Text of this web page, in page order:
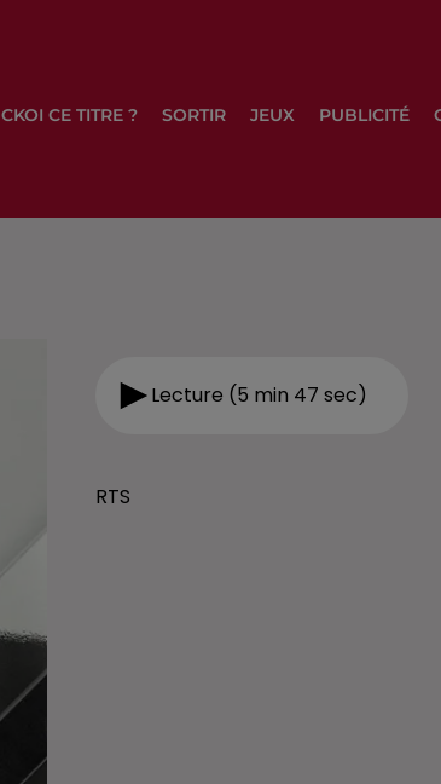
CKOI CE TITRE ? SORTIR JEUX PUBLICITÉ
Lecture (5 min 47 sec)
RTS